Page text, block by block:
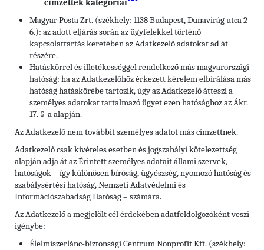
címzettek kategóriái
Magyar Posta Zrt. (székhely: 1138 Budapest, Dunavirág utca 2-
6.): az adott eljárás során az ügyfelekkel történő
kapcsolattartás keretében az Adatkezelő adatokat ad át
részére.
Hatáskörrel és illetékességgel rendelkező más magyarországi
hatóság: ha az Adatkezelőhöz érkezett kérelem elbírálása más
hatóság hatáskörébe tartozik, úgy az Adatkezelő átteszi a
személyes adatokat tartalmazó ügyet ezen hatósághoz az Ákr.
17. §-a alapján.
Az Adatkezelő nem továbbít személyes adatot más címzettnek.
Adatkezelő csak kivételes esetben és jogszabályi kötelezettség
alapján adja át az Érintett személyes adatait állami szervek,
hatóságok – így különösen bíróság, ügyészség, nyomozó hatóság és
szabálysértési hatóság, Nemzeti Adatvédelmi és
Információszabadság Hatóság – számára.
Az Adatkezelő a megjelölt cél érdekében adatfeldolgozóként veszi
igénybe:
Élelmiszerlánc-biztonsági Centrum Nonprofit Kft. (székhely: